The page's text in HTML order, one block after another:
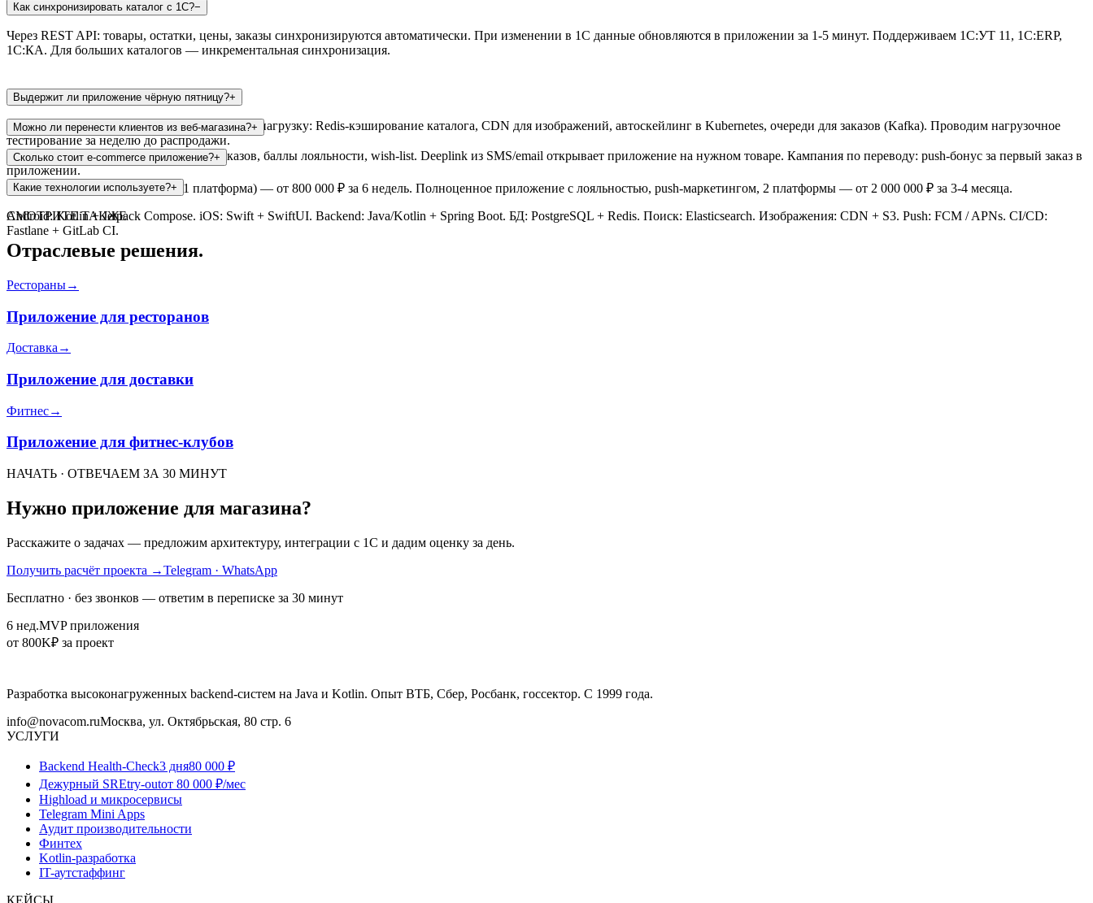
Как синхронизировать каталог с 1С?−
Через REST API: товары, остатки, цены, заказы синхронизируются автоматически. При изменении в 1С данные обновляются в приложении за 1-5 минут. Поддерживаем 1С:УТ 11, 1С:ERP,
1С:КА. Для больших каталогов — инкрементальная синхронизация.
Выдержит ли приложение чёрную пятницу?+
Да. Архитектура рассчитана на 10x пиковую нагрузку: Redis-кэширование каталога, CDN для изображений, автоскейлинг в Kubernetes, очереди для заказов (Kafka). Проводим нагрузочное
тестирование за неделю до распродажи.
Можно ли перенести клиентов из веб-магазина?+
Да — мигрируем аккаунты, историю заказов, баллы лояльности, wish-list. Deeplink из SMS/email открывает приложение на нужном товаре. Кампания по переводу: push-бонус за первый заказ в
приложении.
Сколько стоит e-commerce приложение?+
MVP (каталог, корзина, оплата, 1 платформа) — от 800 000 ₽ за 6 недель. Полноценное приложение с лояльностью, push-маркетингом, 2 платформы — от 2 000 000 ₽ за 3-4 месяца.
Какие технологии используете?+
Android: Kotlin + Jetpack Compose. iOS: Swift + SwiftUI. Backend: Java/Kotlin + Spring Boot. БД: PostgreSQL + Redis. Поиск: Elasticsearch. Изображения: CDN + S3. Push: FCM / APNs. CI/CD:
Fastlane + GitLab CI.
СМОТРИТЕ ТАКЖЕ
Отраслевые решения.
Рестораны→
Приложение для ресторанов
Доставка →
Приложение для доставки
Фитнес→
Приложение для фитнес-клубов
НАЧАТЬ · ОТВЕЧАЕМ ЗА 30 МИНУТ
Нужно приложение для магазина?
Расскажите о задачах — предложим архитектуру, интеграции с 1С и дадим оценку за день.
Получить расчёт проекта →Telegram · WhatsApp
Бесплатно · без звонков — ответим в переписке за 30 минут
6 нед.MVP приложения
от 800K₽ за проект
Разработка высоконагруженных backend-систем на Java и Kotlin. Опыт ВТБ, Сбер, Росбанк, госсектор. С 1999 года.
info@novacom.ruМосква, ул. Октябрьская, 80 стр. 6
УСЛУГИ
Backend Health-Check3 дня80 000 ₽
Дежурный SREtry-outот 80 000 ₽/мес
Highload и микросервисы
Telegram Mini Apps
Аудит производительности
Финтех
Kotlin-разработка
IT-аутстаффинг
КЕЙСЫ